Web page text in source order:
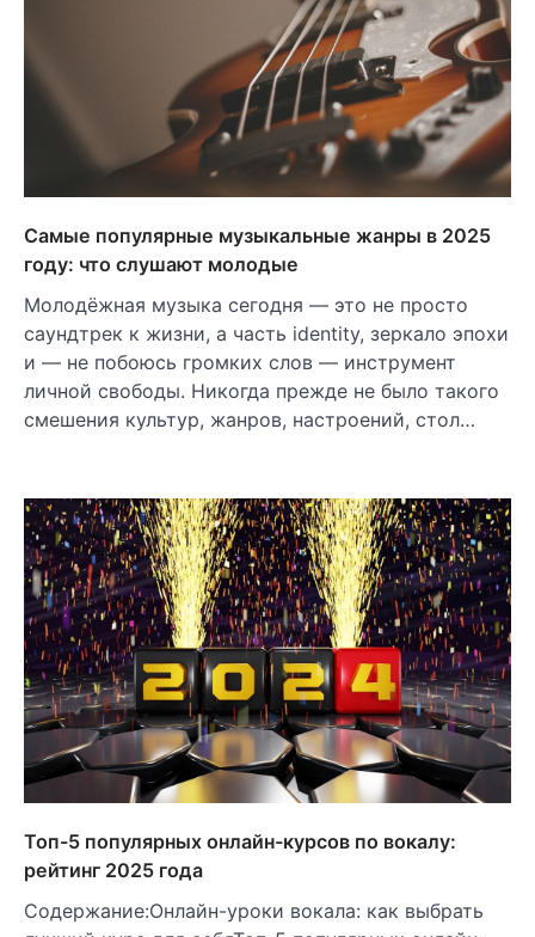
Самые популярные музыкальные жанры в 2025
году: что слушают молодые
Молодёжная музыка сегодня — это не просто
саундтрек к жизни, а часть identity, зеркало эпохи
и — не побоюсь громких слов — инструмент
личной свободы. Никогда прежде не было такого
смешения культур, жанров, настроений, стол…
Топ-5 популярных онлайн-курсов по вокалу:
рейтинг 2025 года
Содержание:Онлайн-уроки вокала: как выбрать